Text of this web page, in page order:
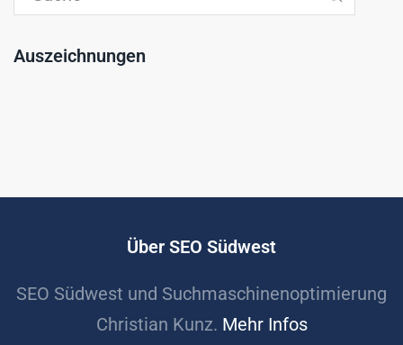
Auszeichnungen
Über SEO Südwest
SEO Südwest und Suchmaschinenoptimierung
Christian Kunz. Mehr Infos